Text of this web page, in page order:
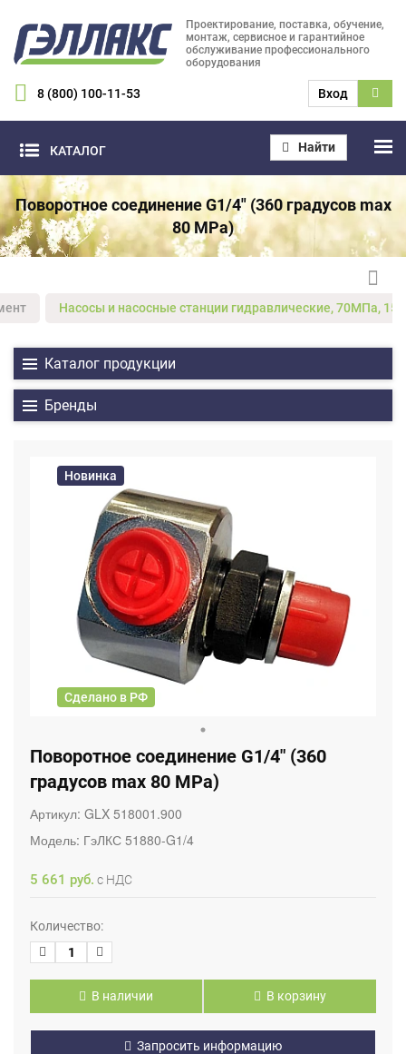
Проектирование, поставка, обучение,
монтаж, сервисное и гарантийное
обслуживание профессионального
оборудования
8 (800) 100-11-53 Вход
КАТАЛОГ Найти
Поворотное соединение G1/4" (360 градусов max
80 MPa)
Насосы и насосные станции гидравлические, 70МПа,
Каталог продукции
Бренды
Новинка
Сделано в РФ
Поворотное соединение G1/4" (360
градусов max 80 MPa)
Артикул: GLX 518001.900
Модель: ГэЛКС 51880-G1/4
5 661 руб. с НДС
Количество:
В наличии В корзину
Запросить информацию